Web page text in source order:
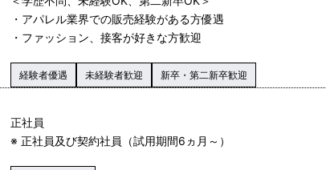
・アパレル業界での販売経験がある方優遇
・ファッション、接客が好きな方歓迎
経験者優遇 未経験者歓迎 新卒・第二新卒歓迎
正社員
※ 正社員及び契約社員（試用期間6ヵ月～）